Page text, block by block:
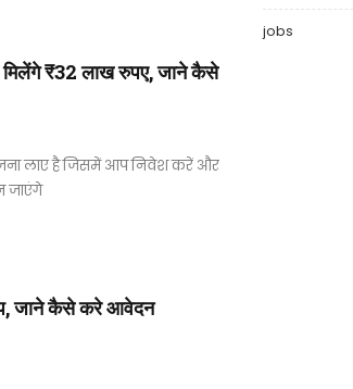
मिलेंगे ₹32 लाख रुपए, जाने कैसे
लाए है जिसमें आप निवेश करें और
जाएंगे
जाने कैसे करे आवेदन
jobs